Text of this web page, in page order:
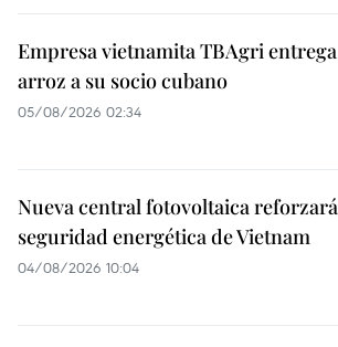
Empresa vietnamita TBAgri entrega
arroz a su socio cubano
05/08/2026 02:34
Nueva central fotovoltaica reforzará
seguridad energética de Vietnam
04/08/2026 10:04